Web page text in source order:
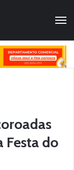
Festa do